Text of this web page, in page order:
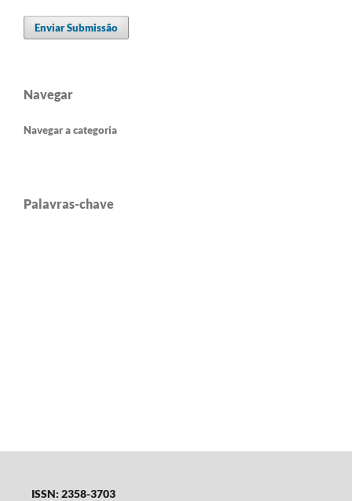
Enviar Submissão
Navegar
Navegar a categoria
Palavras-chave
ISSN: 2358-3703